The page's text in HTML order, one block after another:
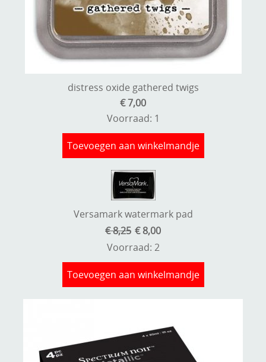
distress oxide gathered twigs
€ 7,00
Voorraad: 1
Toevoegen aan winkelmandje
Versamark watermark pad
€ 8,25 € 8,00
Voorraad: 2
Toevoegen aan winkelmandje